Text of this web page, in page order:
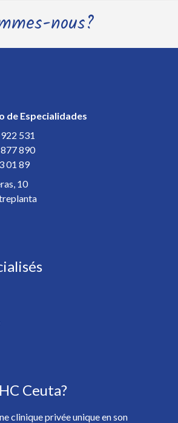
vous *
les nouvelles de HC Hospitales? *
nous?
de Especialidades
531
890
01 89
10
Ceuta?
clinique privée unique en son